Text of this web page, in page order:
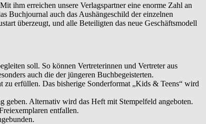
ihm erreichen unsere Verlagspartner eine enorme Zahl an
Buchjournal auch das Aushängeschild der einzelnen
überzeugt, und alle Beteiligten das neue Geschäftsmodell
soll. So können Vertreterinnen und Vertreter aus
auch die der jüngeren Buchbegeisterten.
erfüllen. Das bisherige Sonderformat „Kids & Teens“ wird
Alternativ wird das Heft mit Stempelfeld angeboten.
entfallen.